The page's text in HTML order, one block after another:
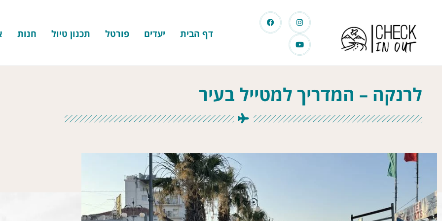
דף הבית יעדים פורטל תכנון טיול חנות
לרנקה – המדריך למטייל בעיר